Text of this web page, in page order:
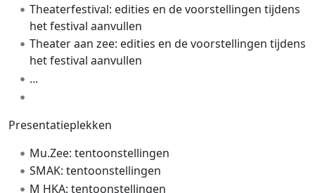
Theaterfestival: edities en de voorstellingen tijdens
het festival aanvullen
Theater aan zee: edities en de voorstellingen tijdens
het festival aanvullen
...
Presentatieplekken
Mu.Zee: tentoonstellingen
SMAK: tentoonstellingen
M HKA: tentoonstellingen